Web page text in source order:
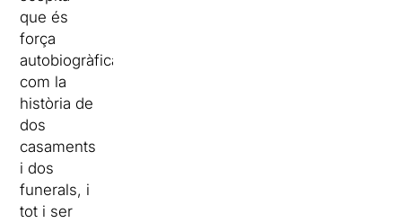
que és
força
autobiogràfica,
com la
història de
dos
casaments
i dos
funerals, i
tot i ser